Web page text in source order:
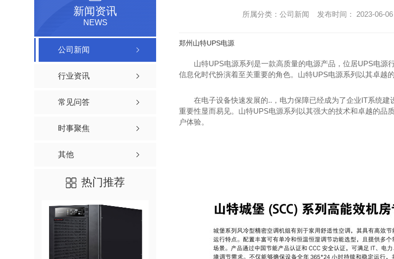
新闻资讯
NEWS
公司新闻
行业资讯
常见问答
时事聚焦
其他
热门推荐
所属分类：公司新闻 发布时间： 2023-06-
郑州山特UPS电源
山特UPS电源系列是一款高质量的电源产品，位居UPS电源
信息化时代扮演着至关重要的角色。山特UPS电源系列以其卓越
在电子设备快速发展的..，电力保障已经成为了企业IT系统
重要性显而易见。山特UPS电源系列以其强大的技术和卓越的品
户体验。